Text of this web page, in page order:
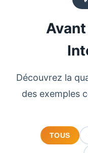
Découvrez la
des exemples
TOUS